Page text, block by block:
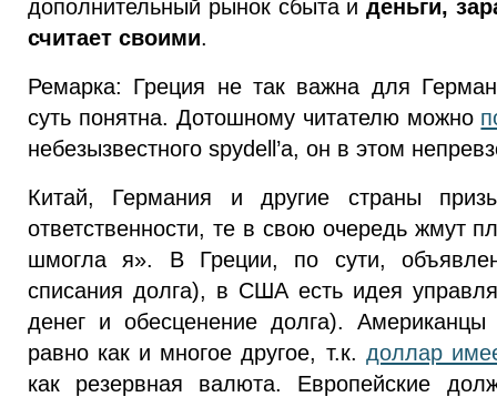
дополнительный рынок сбыта и деньги,
считает своими.
Ремарка: Греция не так важна для
суть понятна. Дотошному читателю можно
небезызвестного spydell’a, он в этом
Китай, Германия и другие страны
ответственности, те в свою очередь жмут
шмогла я». В Греции, по сути,
списания долга), в США есть идея
денег и обесценение долга). Американцы
равно как и многое другое, т.к. доллар
как резервная валюта. Европейские